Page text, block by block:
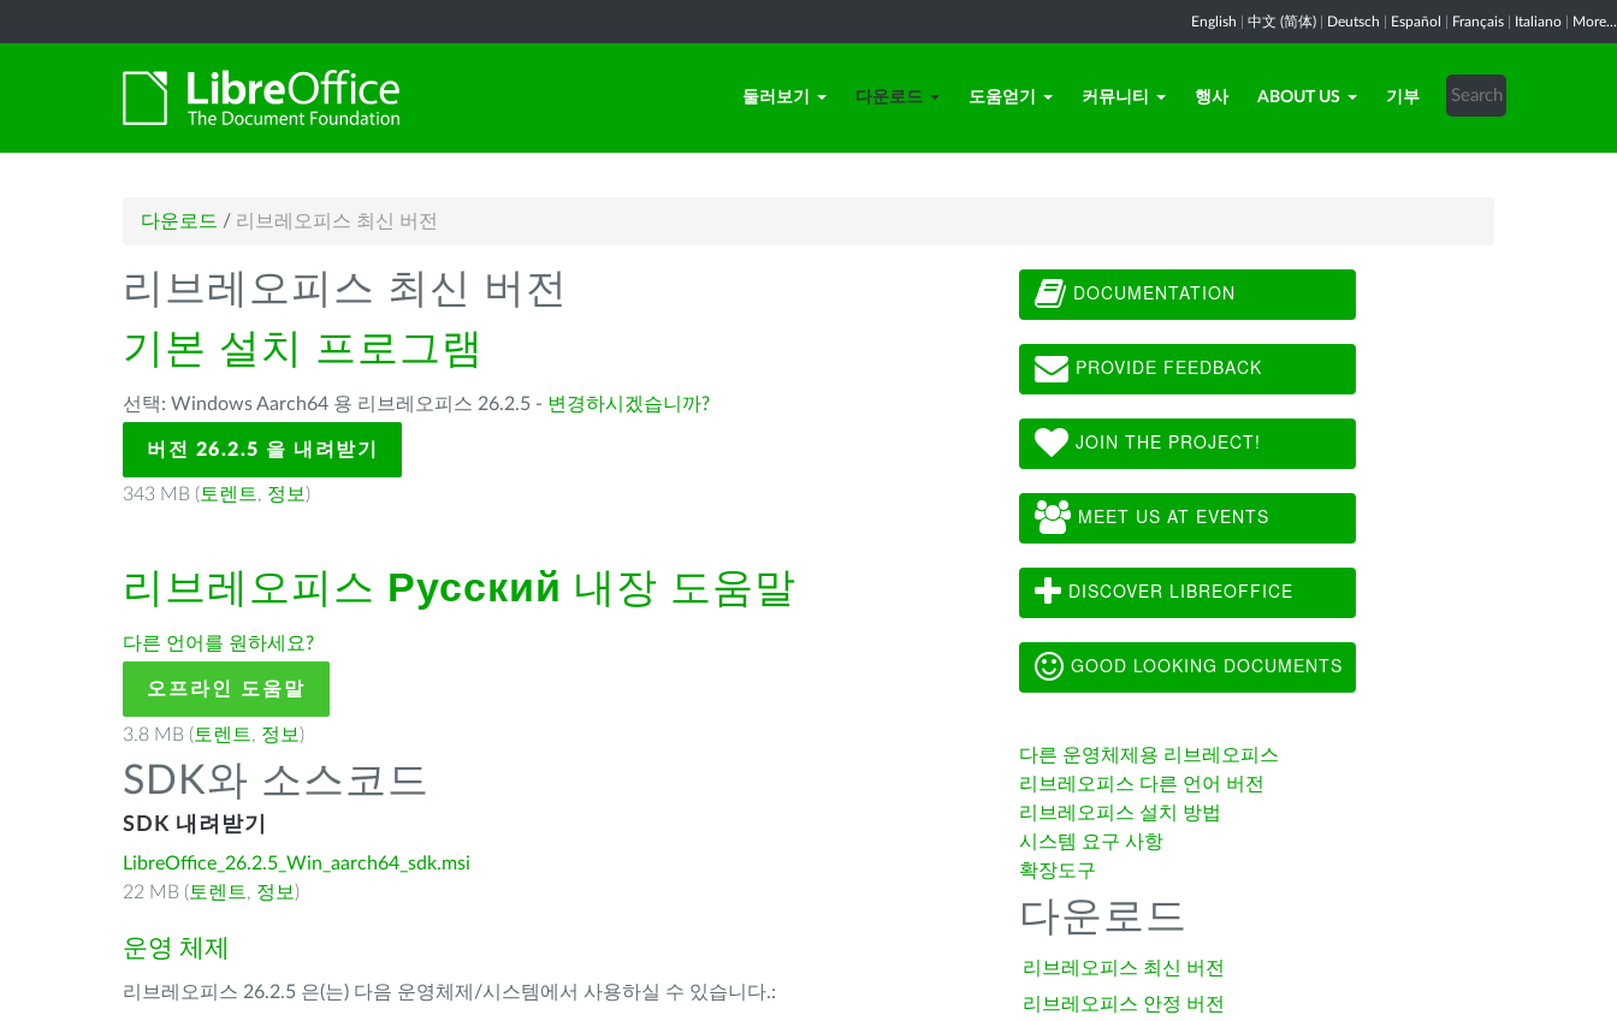
English 中文 (简体) Deutsch Español Français Italiano More...
둘러보기 다운로드 도움얻기 커뮤니티 행사 ABOUT US 기부
다운로드 / 리브레오피스 최신 버전
리브레오피스 최신 버전
기본 설치 프로그램
선택: Windows Aarch64 용 리브레오피스 26.2.5 - 변경하시겠습니까?
버전 26.2.5 을 내려받기
343 MB ( 토렌트, 정보 )
리브레오피스 Русский 내장 도움말
다른 언어를 원하세요?
오프라인 도움말
3.8 MB ( 토렌트, 정보 )
SDK와 소스코드
SDK 내려받기
LibreOffice_26.2.5_Win_aarch64_sdk.msi
22 MB ( 토렌트, 정보 )
운영 체제
리브레오피스 26.2.5 은(는) 다음 운영체제/시스템에서 사용하실 수 있습니다.:
DOCUMENTATION
PROVIDE FEEDBACK
JOIN THE PROJECT!
MEET US AT EVENTS
DISCOVER LIBREOFFICE
GOOD LOOKING DOCUMENTS
다른 운영체제용 리브레오피스
리브레오피스 다른 언어 버전
리브레오피스 설치 방법
시스템 요구 사항
확장도구
다운로드
리브레오피스 최신 버전
리브레오피스 안정 버전